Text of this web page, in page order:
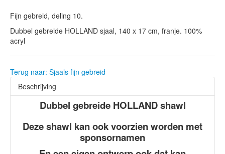
Fijn gebreid, deling 10.
Dubbel gebreide HOLLAND sjaal, 140 x 17 cm, franje. 100%
acryl
Terug naar: Sjaals fijn gebreid
Beschrijving
Dubbel gebreide HOLLAND shawl
Deze shawl kan ook voorzien worden met
sponsornamen